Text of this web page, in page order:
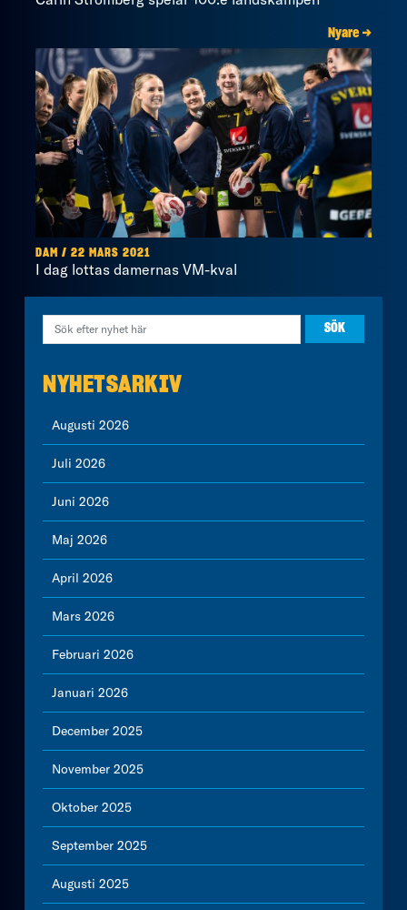
Nyare →
DAM / 22 MARS 2021
I dag lottas damernas VM-kval
NYHETSARKIV
Augusti 2026
Juli 2026
Juni 2026
Maj 2026
April 2026
Mars 2026
Februari 2026
Januari 2026
December 2025
November 2025
Oktober 2025
September 2025
Augusti 2025